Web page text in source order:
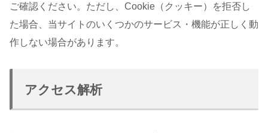
ご確認ください。ただし、Cookie（クッキー）を拒否し
た場合、当サイトのいくつかのサービス・機能が正しく動
作しない場合があります。
アクセス解析